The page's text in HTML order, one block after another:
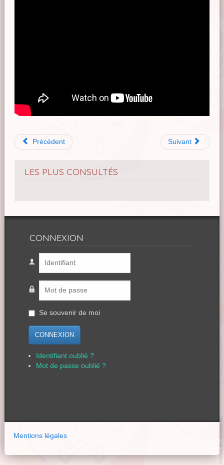
Précédent Suivant
LES PLUS CONSULTÉS
CONNEXION
Se souvenir de moi
CONNEXION
Identifiant oublié ?
Mot de passe oublié ?
Mentions légales